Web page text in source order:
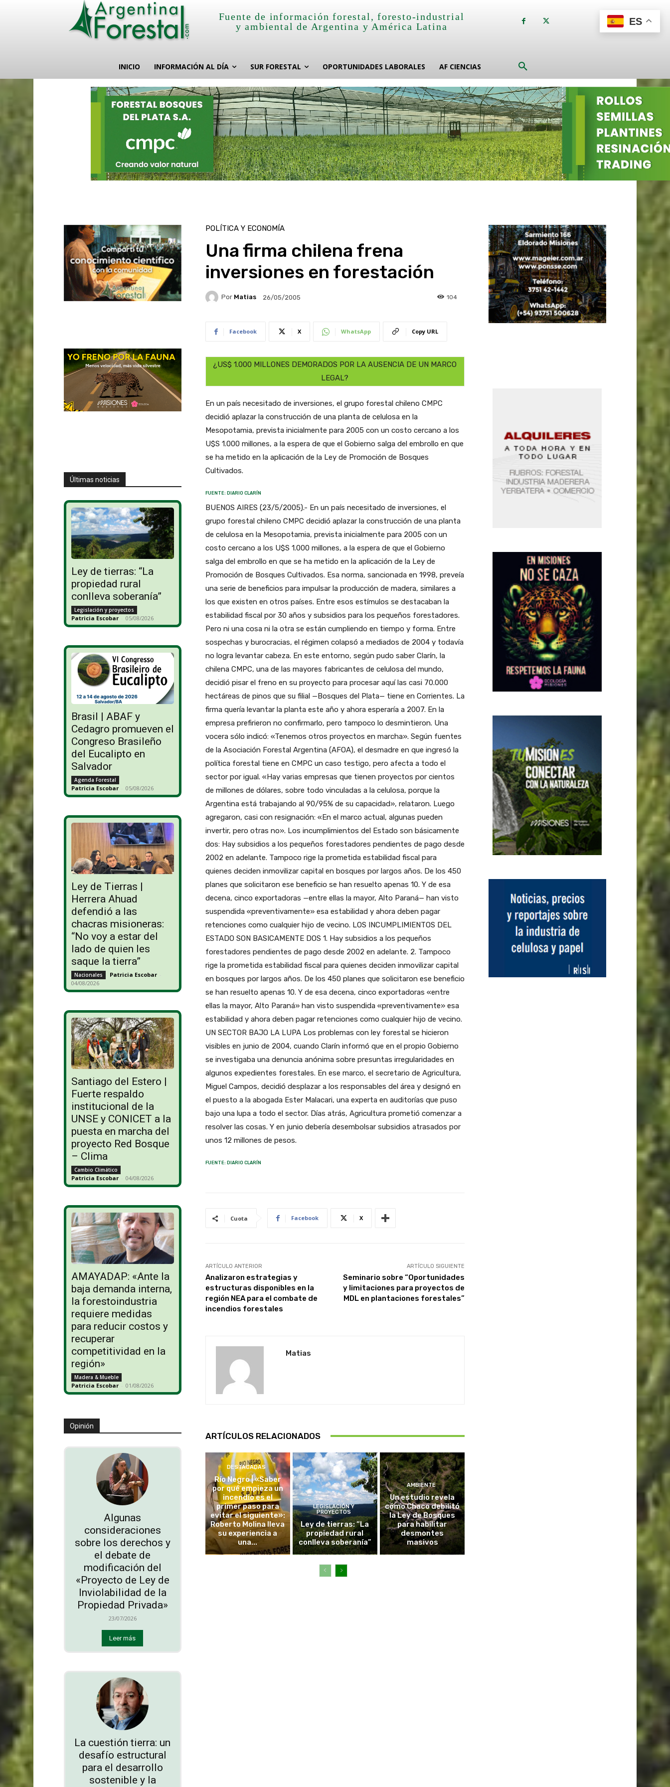
Fuente de información forestal, foresto-industrial
y ambiental de Argentina y América Latina
INICIO INFORMACIÓN AL DÍA SUR FORESTAL OPORTUNIDADES LABORALES AF CIENCIAS
Últimas noticias
Ley de tierras: “La
propiedad rural
conlleva soberanía”
Legislación y proyectos
Patricia Escobar - 05/08/2026
Brasil | ABAF y
Cedagro promueven el
Congreso Brasileño
del Eucalipto en
Salvador
Agenda Forestal
Patricia Escobar - 05/08/2026
Ley de Tierras |
Herrera Ahuad
defendió a las
chacras misioneras:
“No voy a estar del
lado de quien les
saque la tierra”
Nacionales Patricia Escobar -
04/08/2026
Santiago del Estero |
Fuerte respaldo
institucional de la
UNSE y CONICET a la
puesta en marcha del
proyecto Red Bosque
– Clima
Cambio Climático
Patricia Escobar - 04/08/2026
AMAYADAP: «Ante la
baja demanda interna,
la forestoindustria
requiere medidas
para reducir costos y
recuperar
competitividad en la
región»
Madera & Mueble
Patricia Escobar - 01/08/2026
Opinión
Algunas
consideraciones
sobre los derechos y
el debate de
modificación del
«Proyecto de Ley de
Inviolabilidad de la
Propiedad Privada»
23/07/2026
Leer más
La cuestión tierra: un
desafío estructural
para el desarrollo
sostenible y la
POLÍTICA Y ECONOMÍA
Una firma chilena frena
inversiones en forestación
Por Matias 26/05/2005 104
Facebook X WhatsApp Copy URL
¿US$ 1.000 MILLONES DEMORADOS POR LA AUSENCIA DE UN MARCO
LEGAL?
En un país necesitado de inversiones, el grupo forestal chileno CMPC
decidió aplazar la construcción de una planta de celulosa en la
Mesopotamia, prevista inicialmente para 2005 con un costo cercano a los
U$S 1.000 millones, a la espera de que el Gobierno salga del embrollo en que
se ha metido en la aplicación de la Ley de Promoción de Bosques
Cultivados.
FUENTE: DIARIO CLARÍN
BUENOS AIRES (23/5/2005).- En un país necesitado de inversiones, el
grupo forestal chileno CMPC decidió aplazar la construcción de una planta
de celulosa en la Mesopotamia, prevista inicialmente para 2005 con un
costo cercano a los U$S 1.000 millones, a la espera de que el Gobierno
salga del embrollo en que se ha metido en la aplicación de la Ley de
Promoción de Bosques Cultivados. Esa norma, sancionada en 1998, preveía
una serie de beneficios para impulsar la producción de madera, similares a
los que existen en otros países. Entre esos estímulos se destacaban la
estabilidad fiscal por 30 años y subsidios para los pequeños forestadores.
Pero ni una cosa ni la otra se están cumpliendo en tiempo y forma. Entre
sospechas y burocracias, el régimen colapsó a mediados de 2004 y todavía
no logra levantar cabeza. En este entorno, según pudo saber Clarín, la
chilena CMPC, una de las mayores fabricantes de celulosa del mundo,
decidió pisar el freno en su proyecto para procesar aquí las casi 70.000
hectáreas de pinos que su filial —Bosques del Plata— tiene en Corrientes. La
firma quería levantar la planta este año y ahora esperaría a 2007. En la
empresa prefirieron no confirmarlo, pero tampoco lo desmintieron. Una
vocera sólo indicó: «Tenemos otros proyectos en marcha». Según fuentes
de la Asociación Forestal Argentina (AFOA), el desmadre en que ingresó la
política forestal tiene en CMPC un caso testigo, pero afecta a todo el
sector por igual. «Hay varias empresas que tienen proyectos por cientos
de millones de dólares, sobre todo vinculadas a la celulosa, porque la
Argentina está trabajando al 90/95% de su capacidad», relataron. Luego
agregaron, casi con resignación: «En el marco actual, algunas pueden
invertir, pero otras no». Los incumplimientos del Estado son básicamente
dos: Hay subsidios a los pequeños forestadores pendientes de pago desde
2002 en adelante. Tampoco rige la prometida estabilidad fiscal para
quienes deciden inmovilizar capital en bosques por largos años. De los 450
planes que solicitaron ese beneficio se han resuelto apenas 10. Y de esa
decena, cinco exportadoras —entre ellas la mayor, Alto Paraná— han visto
suspendida «preventivamente» esa estabilidad y ahora deben pagar
retenciones como cualquier hijo de vecino. LOS INCUMPLIMIENTOS DEL
ESTADO SON BASICAMENTE DOS 1. Hay subsidios a los pequeños
forestadores pendientes de pago desde 2002 en adelante. 2. Tampoco
rige la prometida estabilidad fiscal para quienes deciden inmovilizar capital
en bosques por largos años. De los 450 planes que solicitaron ese beneficio
se han resuelto apenas 10. Y de esa decena, cinco exportadoras «entre
ellas la mayor, Alto Paraná» han visto suspendida «preventivamente» esa
estabilidad y ahora deben pagar retenciones como cualquier hijo de vecino.
UN SECTOR BAJO LA LUPA Los problemas con ley forestal se hicieron
visibles en junio de 2004, cuando Clarín informó que en el propio Gobierno
se investigaba una denuncia anónima sobre presuntas irregularidades en
algunos expedientes forestales. En ese marco, el secretario de Agricultura,
Miguel Campos, decidió desplazar a los responsables del área y designó en
el puesto a la abogada Ester Malacari, una experta en auditorías que puso
bajo una lupa a todo el sector. Días atrás, Agricultura prometió comenzar a
resolver las cosas. Y en junio debería desembolsar subsidios atrasados por
unos 12 millones de pesos.
FUENTE: DIARIO CLARÍN
Cuota Facebook X
ARTÍCULO ANTERIOR
Analizaron estrategias y
estructuras disponibles en la
región NEA para el combate de
incendios forestales
ARTÍCULO SIGUIENTE
Seminario sobre “Oportunidades
y limitaciones para proyectos de
MDL en plantaciones forestales”
Matias
ARTÍCULOS RELACIONADOS
DESTACADAS
Río Negro | «Saber
por qué empieza un
incendio es el
primer paso para
evitar el siguiente»:
Roberto Molina lleva
su experiencia a
una...
LEGISLACIÓN Y
PROYECTOS
Ley de tierras: “La
propiedad rural
conlleva soberanía”
AMBIENTE
Un estudio revela
cómo Chaco debilitó
la Ley de Bosques
para habilitar
desmontes
masivos
ES